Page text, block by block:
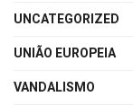
UNCATEGORIZED
UNIÃO EUROPEIA
VANDALISMO